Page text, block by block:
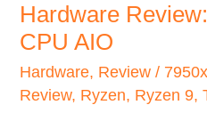
Hardware
CPU AIO
Hardware, Review / 7950x
Review, Ryzen, Ryzen 9,
CPU
AIO